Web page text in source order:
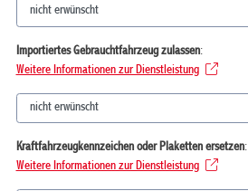
Importiertes Gebrauchtfahrzeug zulassen:
Weitere Informationen zur Dienstleistung
Kraftfahrzeugkennzeichen oder Plaketten ersetzen:
Weitere Informationen zur Dienstleistung